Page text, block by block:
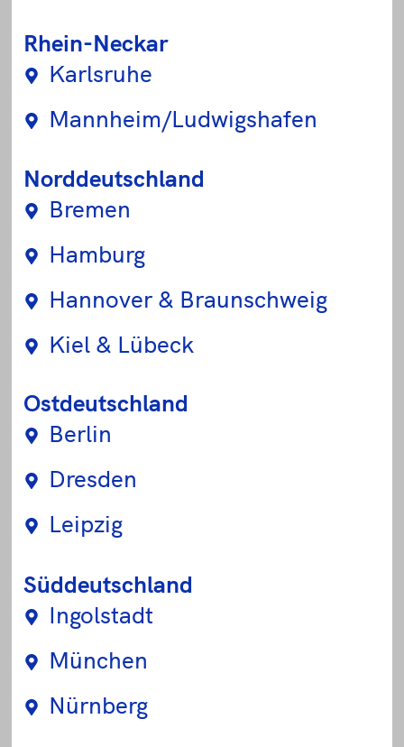
Rhein-Neckar
Karlsruhe
Mannheim/Ludwigshafen
Norddeutschland
Bremen
Hamburg
Hannover & Braunschweig
Kiel & Lübeck
Ostdeutschland
Berlin
Dresden
Leipzig
Süddeutschland
Ingolstadt
München
Nürnberg